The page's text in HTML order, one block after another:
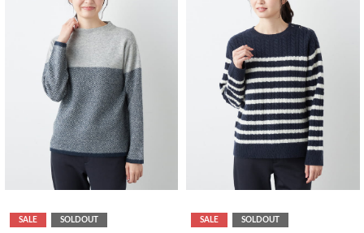
SALE SOLDOUT SALE SOLDOUT